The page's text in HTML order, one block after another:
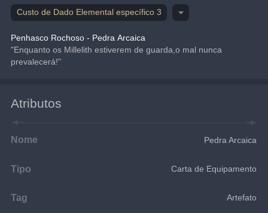
Custo de Dado Elemental específico 3
Penhasco Rochoso - Pedra Arcaica
"Enquanto os Millelith estiverem de guarda,o mal nunca
prevalecerá!"
Atributos
Nome Pedra Arcaica
Tipo Carta de Equipamento
Tag Artefato